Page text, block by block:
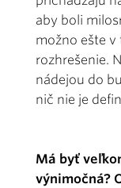
aby boli
možno ešte
rozhrešenie.
nádejou do
nič nie je
Má byť
výnimočná?